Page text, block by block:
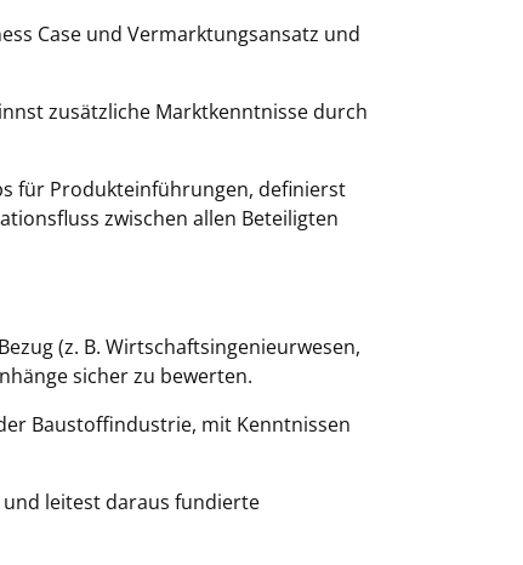
Case und Vermarktungsansatz und
zusätzliche Marktkenntnisse durch
für Produkteinführungen, definierst
zwischen allen Beteiligten
(z. B. Wirtschaftsingenieurwesen,
sicher zu bewerten.
Baustoffindustrie, mit Kenntnissen
leitest daraus fundierte